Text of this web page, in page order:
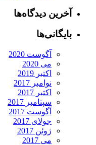
آخرین دیدگاه‌ها
بایگانی‌ها
آگوست 2020
می 2020
اکتبر 2019
نوامبر 2017
اکتبر 2017
سپتامبر 2017
آگوست 2017
جولای 2017
ژوئن 2017
می 2017